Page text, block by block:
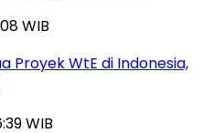
WIB
Proyek WtE di Indonesia,
WIB